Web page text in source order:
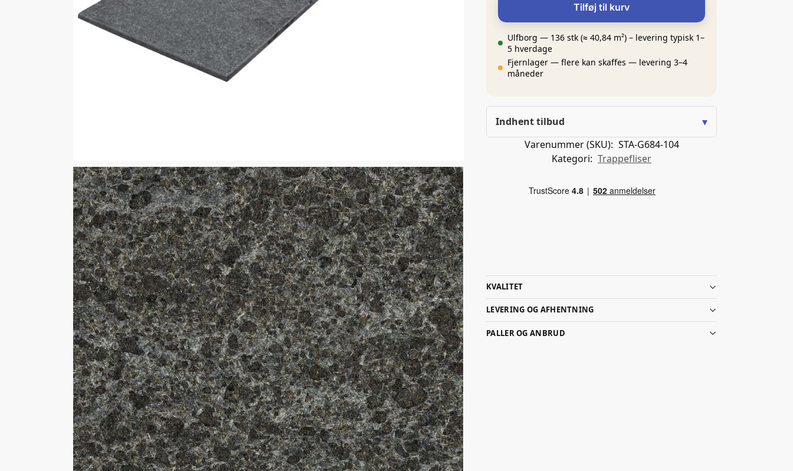
Tilføj til kurv
Ulfborg — 136 stk (≈ 40,84 m²) – levering typisk 1–
5 hverdage
Fjernlager — flere kan skaffes — levering 3–4
måneder
Indhent tilbud ▾
Varenummer (SKU): STA-G684-104
Kategori: Trappefliser
KVALITET
LEVERING OG AFHENTNING
PALLER OG ANBRUD